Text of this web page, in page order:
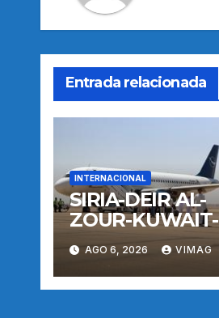
Entrada relacionada
INTERNACIONAL
SIRIA-DEIR AL-
ZOUR-KUWAIT-
VUELO
AGO 6, 2026 VIMAG